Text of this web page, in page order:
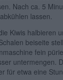
Nach ca. 5
lassen.
Kiwis halbieren
beiseite
fein
untermengen.
für etwa eine